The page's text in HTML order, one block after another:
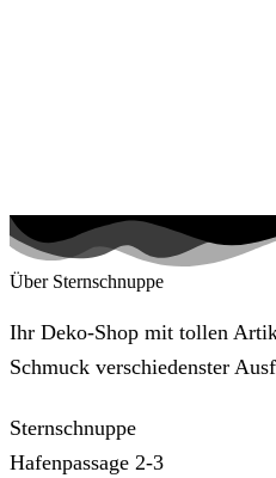
Über Sternschnuppe
Ihr Deko-Shop mit tollen
Schmuck verschiedenster
Sternschnuppe
Hafenpassage 2-3